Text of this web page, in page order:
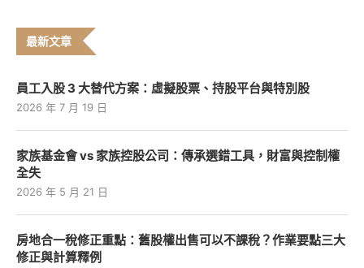
最新文章
員工入股 3 大替代方案：虛擬股票、持股平台與特別股
2026 年 7 月 19 日
家族基金會 vs 家族控股公司：傳承選錯工具，財富與控制權
全失
2026 年 5 月 21 日
房地合一稅修正重點：舊股權出售可以不課稅？作業要點三大
修正與計算釋例